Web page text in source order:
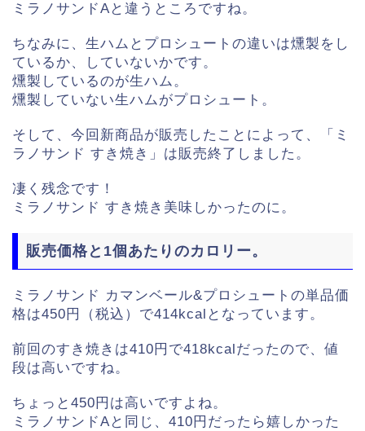
ミラノサンドAと違うところですね。
ちなみに、生ハムとプロシュートの違いは燻製をし
ているか、していないかです。
燻製しているのが生ハム。
燻製していない生ハムがプロシュート。
そして、今回新商品が販売したことによって、「ミ
ラノサンド すき焼き」は販売終了しました。
凄く残念です！
ミラノサンド すき焼き美味しかったのに。
販売価格と1個あたりのカロリー。
ミラノサンド カマンベール&プロシュートの単品価
格は450円（税込）で414kcalとなっています。
前回のすき焼きは410円で418kcalだったので、値
段は高いですね。
ちょっと450円は高いですよね。
ミラノサンドAと同じ、410円だったら嬉しかった